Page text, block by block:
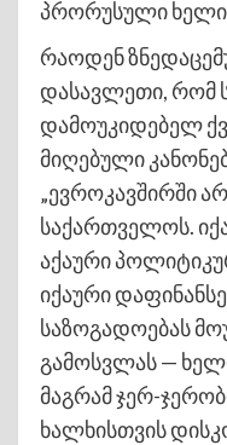
პრორუსული
რაოდენ
დასავლეთი, რომ
დამოუკიდებელ
მიღებული
„ევროკავშირში
საქართველოს.
აქაური
იქაური
საზოგადოებას
გამოსვლას —
მაგრამ ჯერ-
ხალხისთვის